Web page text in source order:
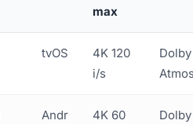
max
tvOS
4K 120
i/s
Atmos
Andr
4K 60